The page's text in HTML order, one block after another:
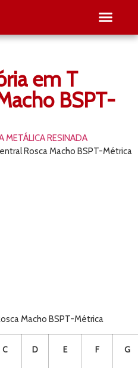
em T
BSPT-
METÁLICA RESINADA
Rosca Macho BSPT-Métrica
Macho BSPT-Métrica
C D E F G